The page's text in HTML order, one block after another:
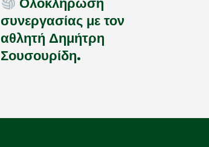
Ολοκλήρωση
συνεργασίας με τον
αθλητή Δημήτρη
Σουσουρίδη.